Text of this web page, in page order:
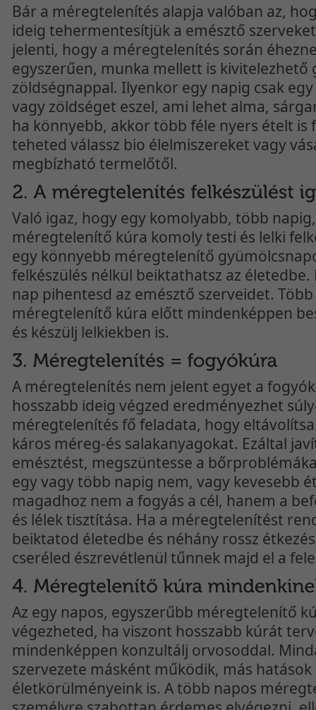
Bár a méregtelenítés alapja valóban az,
ideig tehermentesítjük a emésztő
jelenti, hogy a méregtelenítés során
egyszerűen, munka mellett is kivitelezhető
zöldségnappal. Ilyenkor egy napig csak
vagy zöldséget eszel, ami lehet alma,
ha könnyebb, akkor több féle nyers ételt is
teheted válassz bio élelmiszereket vagy
megbízható termelőtől.
Való igaz, hogy egy komolyabb, több
méregtelenítő kúra komoly testi és lelki
egy könnyebb méregtelenítő
felkészülés nélkül beiktathatsz az
nap pihentesd az emésztő szerveidet.
méregtelenítő kúra előtt mindenképpen
és készülj lelkiekben is.
A méregtelenítés nem jelent egyet a
hosszabb ideig végzed eredményezhet
méregtelenítés fő feladata, hogy
káros méreg-és salakanyagokat. Ezáltal
emésztést, megszüntesse a
egy vagy több napig nem, vagy kevesebb
magadhoz nem a fogyás a cél, hanem a
és lélek tisztítása. Ha a méregtelenítést
beiktatod életedbe és néhány rossz
cseréled észrevétlenül tűnnek majd el a
Az egy napos, egyszerűbb méregtelenítő
végezheted, ha viszont hosszabb kúrát
mindenképpen konzultálj orvosoddal.
szervezete másként működik, más hatások
életkörülményeink is. A több napos